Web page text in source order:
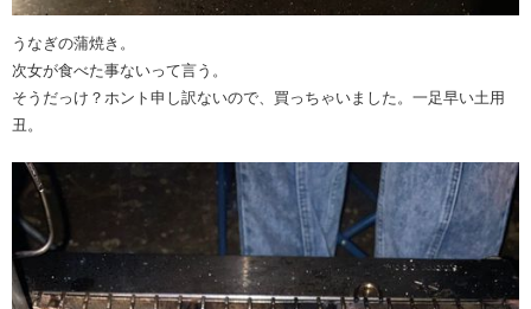
うなぎの蒲焼き。
次女が食べた事ないって言う。
そうだっけ？ホント申し訳ないので、買っちゃいました。一足早い土用
丑。